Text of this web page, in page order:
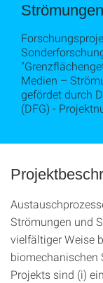
Medien –
gefördet durch
(DFG) -
Strömungen und
vielfältiger Weise
biomechanischen
Projekts sind (i)